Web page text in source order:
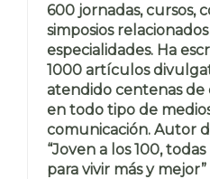
600 jornadas, cursos,
simposios
especialidades. Ha
1000 artículos
atendido centenas de
en todo tipo de
comunicación. Autor
“Joven a los 100,
para vivir más y